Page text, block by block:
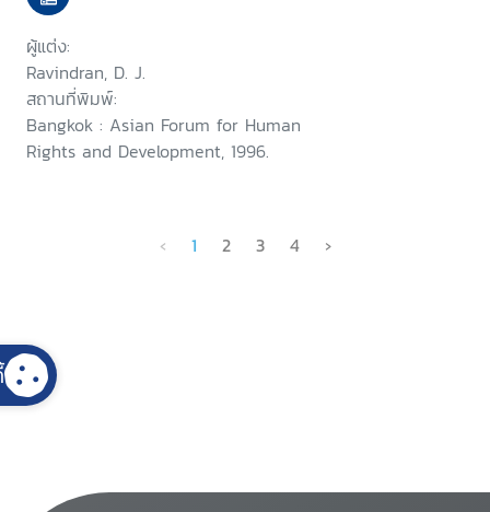
ผู้แต่ง:
Ravindran, D. J.
สถานที่พิมพ์:
Bangkok : Asian Forum for Human
Rights and Development, 1996.
‹ 1 2 3 4 ›